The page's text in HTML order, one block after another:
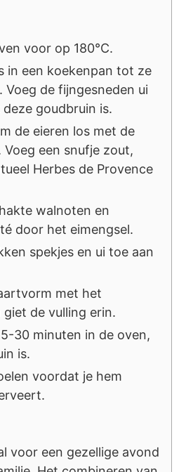
voor op 180°C.
in een koekenpan tot ze
Voeg de fijngesneden ui
goudbruin is.
de eieren los met de
een snufje zout,
Herbes de Provence
walnoten en
door het eimengsel.
spekjes en ui toe aan
met het
giet de vulling erin.
30 minuten in de oven,
is.
voordat je hem
voor een gezellige avond